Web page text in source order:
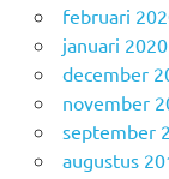
februari
januari 2020
december
november
september
augustus